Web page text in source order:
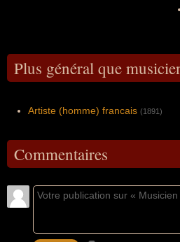
Plus général que
Artiste (homme) francais (1891)
Commentaires